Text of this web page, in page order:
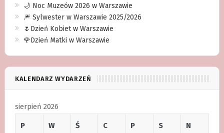
🌙 Noc Muzeów 2026 w Warszawie
🎆 Sylwester w Warszawie 2025/2026
🌷Dzień Kobiet w Warszawie
🌹Dzień Matki w Warszawie
KALENDARZ WYDARZEŃ
sierpień 2026
P W Ś C P S N